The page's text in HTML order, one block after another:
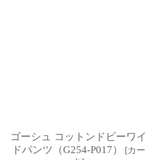
ゴーシュ コットンドビーワイ
ドパンツ（G254-P017）
[カー